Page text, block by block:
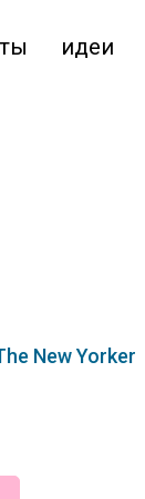
идеи
New Yorker